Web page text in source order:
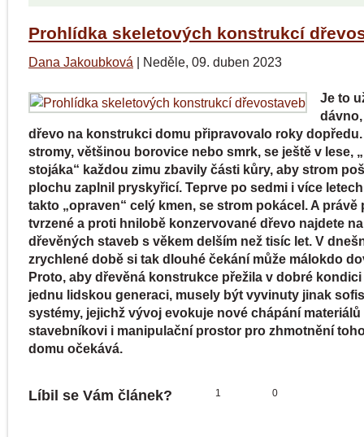
Prohlídka skeletových konstrukcí
Dana Jakoubková | Neděle, 09. duben 2023
Je to
dřevo na konstrukci domu připravovalo roky dopředu.
stromy, většinou borovice nebo smrk, se ještě v lese,
stojáka“ každou zimu zbavily části kůry, aby strom
plochu zaplnil pryskyřicí. Teprve po sedmi i více
takto „opraven“ celý kmen, se strom pokácel. A právě
tvrzené a proti hnilobě konzervované dřevo najdete
dřevěných staveb s věkem delším než tisíc let. V
zrychlené době si tak dlouhé čekání může málokdo
Proto, aby dřevěná konstrukce přežila v dobré kondici
jednu lidskou generaci, musely být vyvinuty jinak
systémy, jejichž vývoj evokuje nové chápání materiálů
stavebníkovi i manipulační prostor pro zhmotnění
domu očekává.
Líbil se Vám článek? 0
1